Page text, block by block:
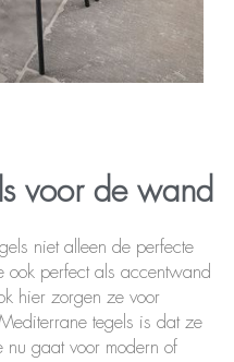
voor de wand
niet alleen de perfecte
ook perfect als accentwand
hier zorgen ze voor
tegels is dat ze
nu gaat voor modern of